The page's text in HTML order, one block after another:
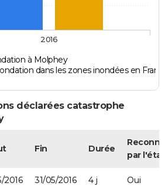
à Molphey
dans les zones inondées en
2016
déclarées catastrophe
Fin Durée
par l'état
2016 31/05/2016 4 j Oui